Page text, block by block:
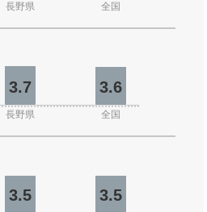
長野県 全国
3.7 3.6
長野県 全国
3.5 3.5